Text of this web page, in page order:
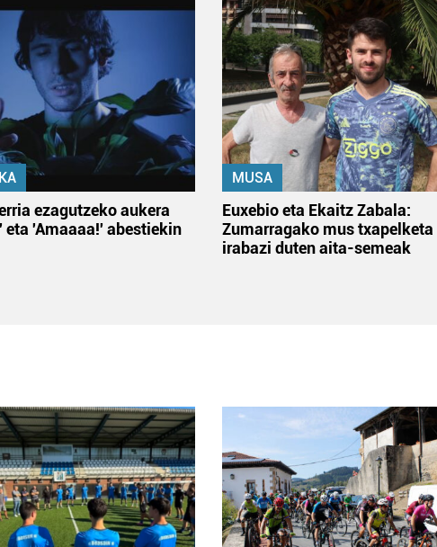
ezagutzeko aukera
eta 'Amaaaa!' abestiekin
MUSA
Euxebio eta Ekaitz Zabala:
Zumarragako mus txapelketa
irabazi duten aita-semeak